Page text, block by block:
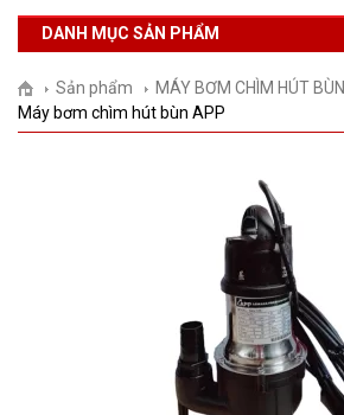
DANH MỤC SẢN PHẨM
Sản phẩm
MÁY BƠM CHÌM HÚT BÙN
Máy bơm chìm hút bùn APP